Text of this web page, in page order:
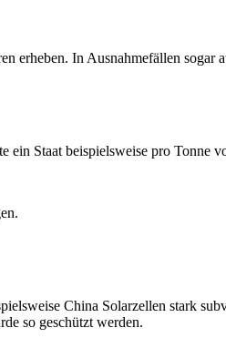
erheben. In Ausnahmefällen sogar
Staat beispielsweise pro Tonne
China Solarzellen stark
so geschützt werden.